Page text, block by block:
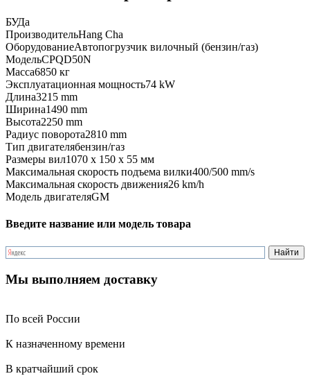
БУДа
ПроизводительHang Cha
ОборудованиеАвтопогрузчик вилочный (бензин/газ)
МодельCPQD50N
Масса6850 кг
Эксплуатационная мощность74 kW
Длина3215 mm
Ширина1490 mm
Высота2250 mm
Радиус поворота2810 mm
Тип двигателябензин/газ
Размеры вил1070 x 150 x 55 мм
Максимальная скорость подъема вилки400/500 mm/s
Максимальная скорость движения26 km/h
Модель двигателяGM
Введите название или модель товара
Мы выполняем доставку
По всей России
К назначенному времени
В кратчайший срок